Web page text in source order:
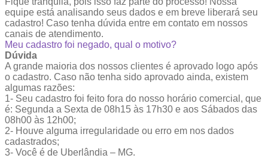
equipe está analisando seus dados e em breve liberará seu
cadastro! Caso tenha dúvida entre em contato em nossos
canais de atendimento.
Meu cadastro foi negado, qual o motivo?
Dúvida
A grande maioria dos nossos clientes é aprovado logo após
o cadastro. Caso não tenha sido aprovado ainda, existem
algumas razões:
1- Seu cadastro foi feito fora do nosso horário comercial, que
é: Segunda a Sexta de 08h15 às 17h30 e aos Sábados das
08h00 às 12h00;
2- Houve alguma irregularidade ou erro em nos dados
cadastrados;
3- Você é de Uberlândia – MG.